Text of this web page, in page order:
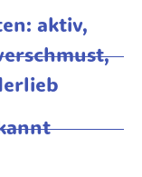
aktiv,